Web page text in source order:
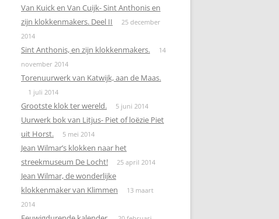
Van Kuick en Van Cuijk- Sint Anthonis en
zijn klokkenmakers. Deel II
25 december
2014
Sint Anthonis, en zijn klokkenmakers.
14
november 2014
Torenuurwerk van Katwijk, aan de Maas.
1 juli 2014
Grootste klok ter wereld. 5 juni 2014
Uurwerk bok van Litjus- Piet of loëzie Piet
uit Horst.
5 mei 2014
Jean Wilmar’s klokken naar het
streekmuseum De Locht!
25 april 2014
Jean Wilmar, de wonderlijke
klokkenmaker van Klimmen
13 maart
2014